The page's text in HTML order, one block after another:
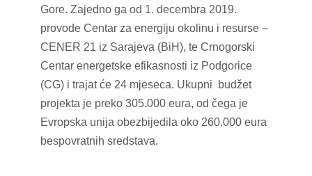
Gore. Zajedno ga od 1. decembra 2019.
provode Centar za energiju okolinu i resurse –
CENER 21 iz Sarajeva (BiH), te Crnogorski
Centar energetske efikasnosti iz Podgorice
(CG) i trajat će 24 mjeseca. Ukupni budžet
projekta je preko 305.000 eura, od čega je
Evropska unija obezbijedila oko 260.000 eura
bespovratnih sredstava.